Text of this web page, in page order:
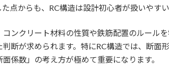
点からも、RC構造は設計初心者が扱いやす
コンクリート材料の性質や鉄筋配置のルール
断が求められます。特にRC構造では、断面
係数」の考え方が極めて重要になります。